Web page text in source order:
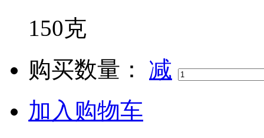
150克
购买数量 ： 减
加入购物车